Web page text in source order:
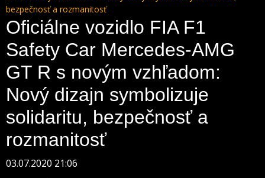
bezpečnosť a rozmanitosť
Oficiálne vozidlo FIA F1
Safety Car Mercedes-AMG
GT R s novým vzhľadom:
Nový dizajn symbolizuje
solidaritu, bezpečnosť a
rozmanitosť
03.07.2020 21:06